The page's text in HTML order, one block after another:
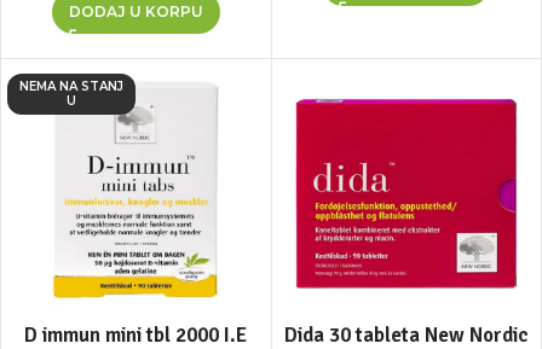
DODAJ U KORPU
NEMA NA STANJ
U
D immun mini tbl 2000 I.E
Dida 30 tableta New Nordic